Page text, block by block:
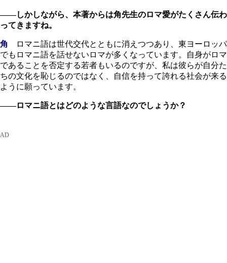
――しかしながら、本著からは角先生のロマ愛がたくさん伝わ
ってきますね。
角
ロマニ語は世代交代とともに消えつつあり、東ヨーロッパ
でもロマニ語を話せないロマが多くなっています。自身がロマ
であることを否定する若者もいるのですが、私は彼らが自分た
ちの文化を恥じるのではなく、自信を持って誇れる社会が来る
ように願っています。
――ロマニ語とはどのような言語なのでしょうか？